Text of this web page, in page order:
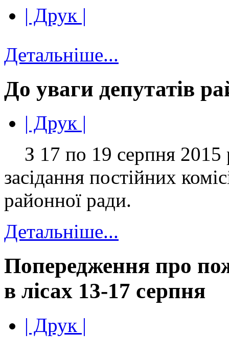
| Друк |
Детальніше...
До уваги депутатів
| Друк |
З 17 по 19 серпня 2015
засідання постійних
районної ради.
Детальніше...
Попередження про
в лісах 13-17 серпня
| Друк |